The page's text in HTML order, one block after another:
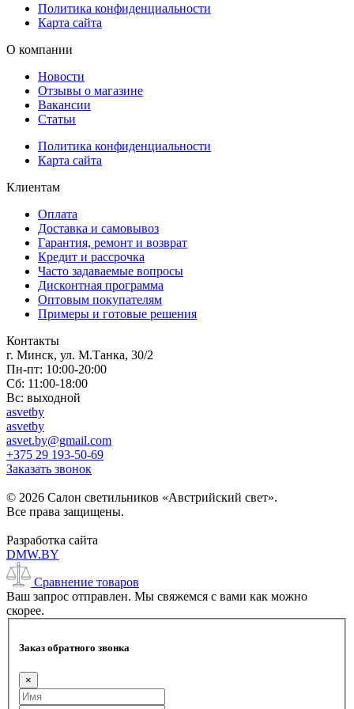
Политика конфиденциальности
Карта сайта
О компании
Новости
Отзывы о магазине
Вакансии
Статьи
Политика конфиденциальности
Карта сайта
Клиентам
Оплата
Доставка и самовывоз
Гарантия, ремонт и возврат
Кредит и рассрочка
Часто задаваемые вопросы
Дисконтная программа
Оптовым покупателям
Примеры и готовые решения
Контакты
г. Минск, ул. М.Танка, 30/2
Пн-пт: 10:00-20:00
Сб: 11:00-18:00
Вс: выходной
asvetby
asvetby
asvet.by@gmail.com
+375 29 193-50-69
Заказать звонок
© 2026 Салон светильников «Австрийский свет».
Все права защищены.
Разработка сайта
DMW.BY
Сравнение товаров
Ваш запрос отправлен. Мы свяжемся с вами как можно
скорее.
Заказ обратного звонка
×